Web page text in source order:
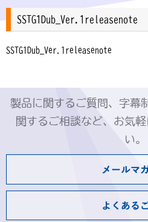
SSTG1Dub_Ver.1releasenote
SSTG1Dub_Ver.1releasenote
製品に関するご質問、字幕
関するご相談など、お気
い。